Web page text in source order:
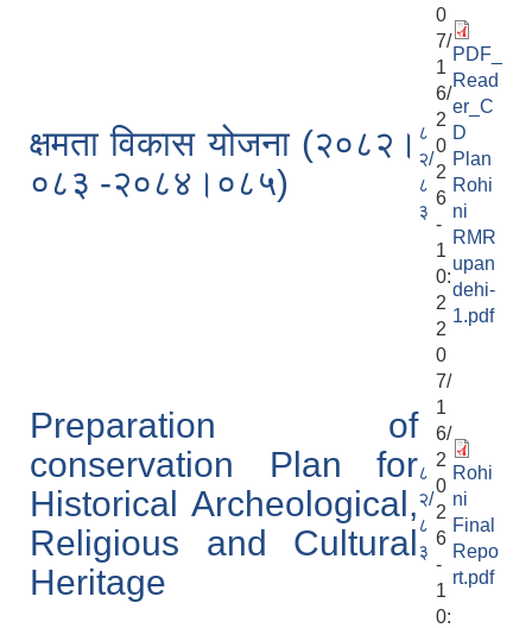
क्षमता विकास योजना (२०८२।
०८३‍ -२०८४।०८५)
८
२/
८
३
0
7/
1
6/
2
0
2
6
-
1
0:
2
2
PDF_
Read
er_C
D
Plan
Rohi
ni
RMR
upan
dehi-
1.pdf
Preparation of
conservation Plan for
Historical Archeological,
Religious and Cultural
Heritage
८
२/
८
३
0
7/
1
6/
2
0
2
6
-
1
0:
Rohi
ni
Final
Repo
rt.pdf